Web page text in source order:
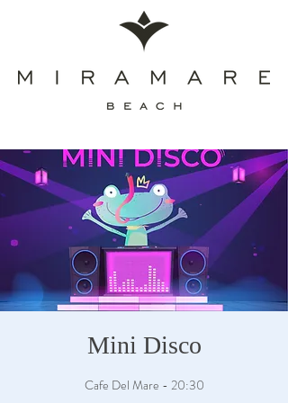
Mini Disco
Cafe Del Mare - 20:30